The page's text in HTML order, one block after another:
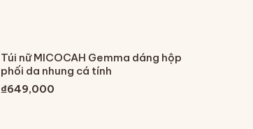
Túi nữ MICOCAH Gemma dáng hộp
phối da nhung cá tính
₫649,000